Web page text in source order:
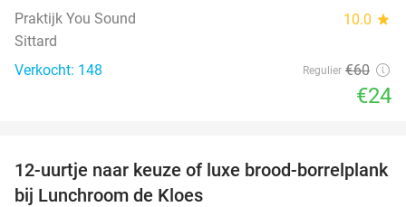
Praktijk You Sound 10.0 star
Sittard
Verkocht: 148
Regulier €60
€24
21%
12-uurtje naar keuze of luxe brood-borrelplank
bij Lunchroom de Kloes